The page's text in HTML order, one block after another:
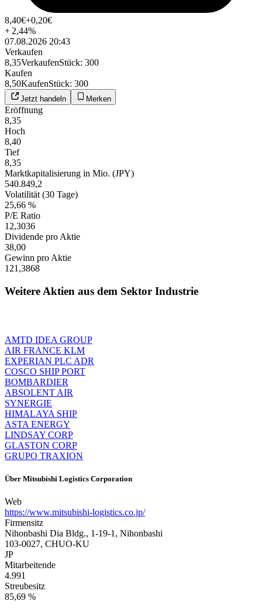
8,40€+0,20€
+ 2,44%
07.08.2026 20:43
Verkaufen
8,35VerkaufenStück: 300
Kaufen
8,50KaufenStück: 300
Jetzt handeln Merken
Eröffnung
8,35
Hoch
8,40
Tief
8,35
Marktkapitalisierung in Mio. (JPY)
540.849,2
Volatilität (30 Tage)
25,66 %
P/E Ratio
12,3036
Dividende pro Aktie
38,00
Gewinn pro Aktie
121,3868
Weitere Aktien aus dem Sektor Industrie
AMTD IDEA GROUP
AIR FRANCE KLM
EXPERIAN PLC ADR
COSCO SHIP PORT
BOMBARDIER
ABSOLENT AIR
SYNERGIE
HIMALAYA SHIP
ASTA ENERGY
LINDSAY CORP
GLASTON CORP
GRUPO TRAXION
Über Mitsubishi Logistics Corporation
Web
https://www.mitsubishi-logistics.co.jp/
Firmensitz
Nihonbashi Dia Bldg., 1-19-1, Nihonbashi
103-0027, CHUO-KU
JP
Mitarbeitende
4.991
Streubesitz
85,69 %